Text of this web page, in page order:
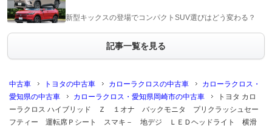
新型キックスの登場でコンパクトSUV選びはどう変わる？
記事一覧を見る
中古車 トヨタの中古車 カローラクロスの中古車
カローラクロス・
愛知県の中古車
カローラクロス・愛知県岡崎市の中古車
トヨタ カロ
ーラクロス ハイブリッド Ｚ １オナ バックモニタ プリクラッシュセー
フティー 運転席Ｐシート スマキ－ 地デジ ＬＥＤヘッドライト 横滑